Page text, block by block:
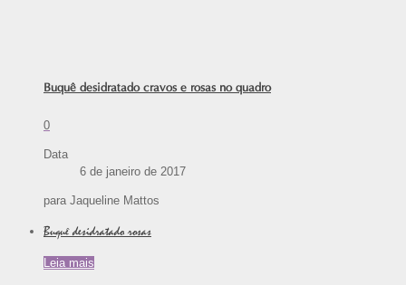
Buquê desidratado cravos e rosas no quadro
0
Data
6 de janeiro de 2017
para Jaqueline Mattos
Buquê desidratado rosas
Leia mais